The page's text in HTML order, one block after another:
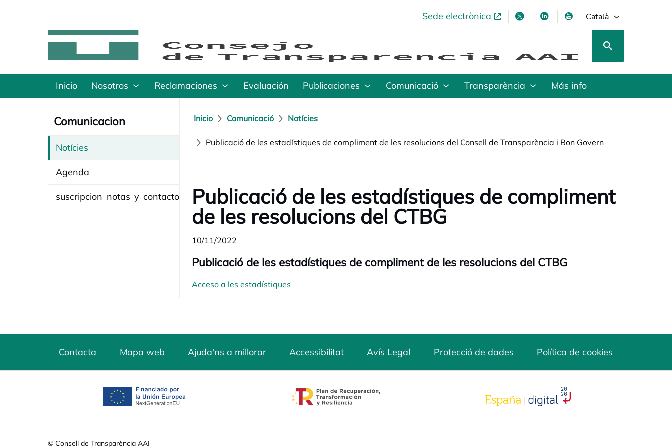
Sede electrònicaopens in a new tabopens in a new tab
opens in a new tab
opens in a new tab
Català
Inicio Nosotros Reclamaciones Evaluación Publicaciones Comunicació Transparència Más info
Comunicacion
Notícies
Agenda
suscripcion_notas_y_contacto
Inicio Comunicació Notícies
Publicació de les estadístiques de compliment de les resolucions del Consell de Transparència i Bon Govern
Publicació de les estadístiques de compliment
de les resolucions del CTBG
10/11/2022
Publicació de les estadístiques de compliment de les resolucions del CTBG
Acceso a les estadístiques
Contacta Mapa web Ajuda'ns a millorar Accessibilitat Avís Legal Protecció de dades Política de cookies
opens in a new tab opens in a new tab opens in a new tab
© Consell de Transparència AAI